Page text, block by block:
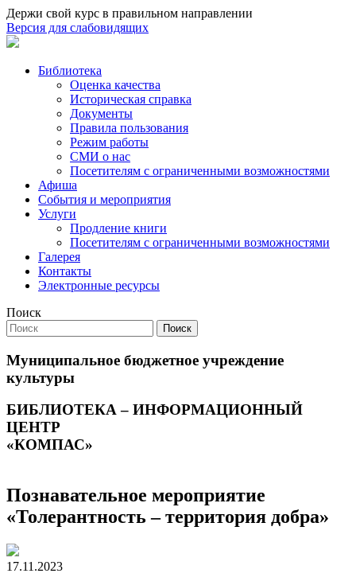
Держи свой курс в правильном направлении
Версия для слабовидящих
Библиотека
Оценка качества
Историческая справка
Документы
Правила пользования
Режим работы
СМИ о нас
Посетителям с ограниченными возможностями
Афиша
События и мероприятия
Услуги
Продление книги
Посетителям с ограниченными возможностями
Галерея
Контакты
Электронные ресурсы
Поиск
Поиск
Муниципальное бюджетное учреждение
культуры
БИБЛИОТЕКА – ИНФОРМАЦИОННЫЙ
ЦЕНТР
«КОМПАС»
Познавательное мероприятие
«Толерантность – территория добра»
17.11.2023